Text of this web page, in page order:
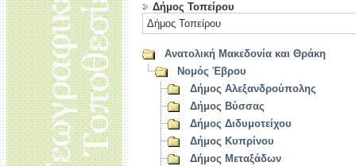
Δήμος Τοπείρου
Δήμος Τοπείρου
Ανατολική Μακεδονία και Θράκη
Νομός Έβρου
Δήμος Αλεξανδρούπολης
Δήμος Βύσσας
Δήμος Διδυμοτείχου
Δήμος Κυπρίνου
Δήμος Μεταξάδων